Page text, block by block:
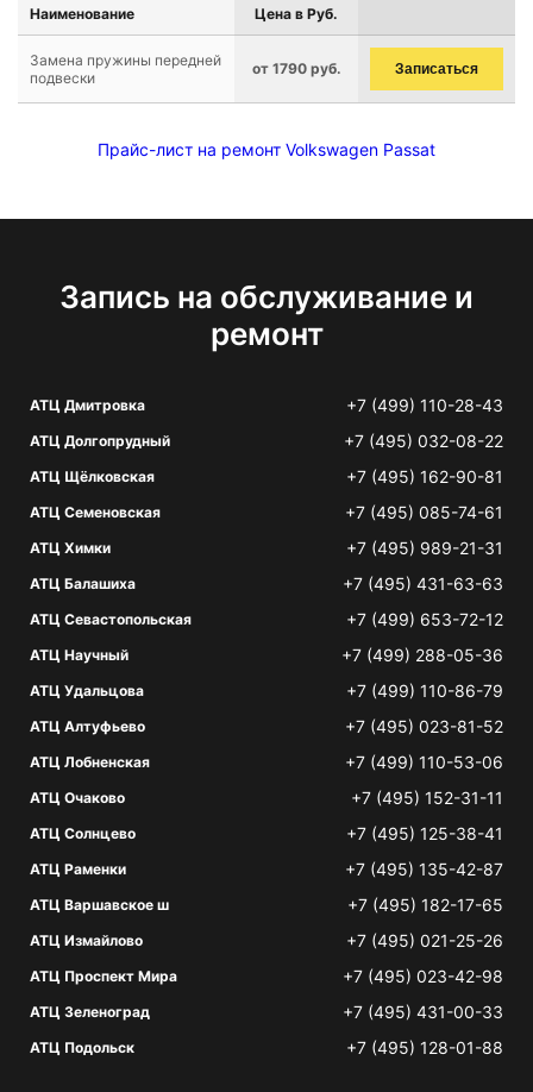
Наименование Цена в Руб.
Замена пружины передней
подвески
от 1790 руб. Записаться
Прайс-лист на ремонт Volkswagen Passat
Запись на обслуживание и
ремонт
АТЦ Дмитровка +7 (499) 110-28-43
АТЦ Долгопрудный +7 (495) 032-08-22
АТЦ Щёлковская +7 (495) 162-90-81
АТЦ Семеновская +7 (495) 085-74-61
АТЦ Химки +7 (495) 989-21-31
АТЦ Балашиха +7 (495) 431-63-63
АТЦ Севастопольская +7 (499) 653-72-12
АТЦ Научный +7 (499) 288-05-36
АТЦ Удальцова +7 (499) 110-86-79
АТЦ Алтуфьево +7 (495) 023-81-52
АТЦ Лобненская +7 (499) 110-53-06
АТЦ Очаково +7 (495) 152-31-11
АТЦ Солнцево +7 (495) 125-38-41
АТЦ Раменки +7 (495) 135-42-87
АТЦ Варшавское ш +7 (495) 182-17-65
АТЦ Измайлово +7 (495) 021-25-26
АТЦ Проспект Мира +7 (495) 023-42-98
АТЦ Зеленоград +7 (495) 431-00-33
АТЦ Подольск +7 (495) 128-01-88